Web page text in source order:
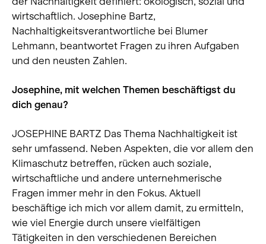
wirtschaftlich. Josephine Bartz,
Nachhaltigkeitsverantwortliche bei Blumer
Lehmann, beantwortet Fragen zu ihren Aufgaben
und den neusten Zahlen.
Josephine, mit welchen Themen beschäftigst du
dich genau?
JOSEPHINE BARTZ Das Thema Nachhaltigkeit ist
sehr umfassend. Neben Aspekten, die vor allem den
Klimaschutz betreffen, rücken auch soziale,
wirtschaftliche und andere unternehmerische
Fragen immer mehr in den Fokus. Aktuell
beschäftige ich mich vor allem damit, zu ermitteln,
wie viel Energie durch unsere vielfältigen
Tätigkeiten in den verschiedenen Bereichen